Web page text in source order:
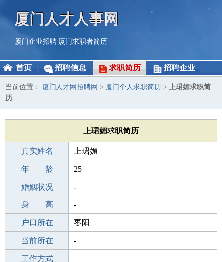
厦门人才人事网
厦门企业招聘 厦门求职者简历
首页 招聘信息 求职简历 招聘企业
当前位置： 厦门人才网招聘网 > 厦门个人求职简历 > 上珺媚求职简
历
上珺媚求职简历
真实姓名 上珺媚
性 别 女
年 龄 25
出生年月 2001-06-29
婚姻状况 -
学 历 职校/技校
身 高 -
毕业学校 铁岭体育学校
户口所在 枣阳
所学专业 -
当前所在 -
工作经验
工作方式